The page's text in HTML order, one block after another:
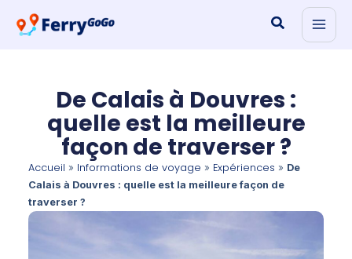
Rechercher
De Calais à Douvres :
quelle est la meilleure
façon de traverser ?
Accueil » Informations de voyage » Expériences » De
Calais à Douvres : quelle est la meilleure façon de
traverser ?